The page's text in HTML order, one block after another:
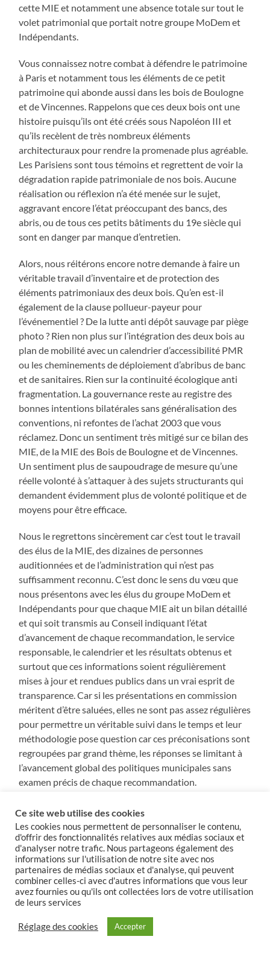
cette MIE et notamment une absence totale sur tout le
volet patrimonial que portait notre groupe MoDem et
Indépendants.
Vous connaissez notre combat à défendre le patrimoine
à Paris et notamment tous les éléments de ce petit
patrimoine qui abonde aussi dans les bois de Boulogne
et de Vincennes. Rappelons que ces deux bois ont une
histoire puisqu’ils ont été créés sous Napoléon III et
qu’ils recèlent de très nombreux éléments
architecturaux pour rendre la promenade plus agréable.
Les Parisiens sont tous témoins et regrettent de voir la
dégradation rapide patrimoniale de nos bois. Aucune
réalisation ou réflexion n’a été menée sur le sujet,
aggravant encore l’état préoccupant des bancs, des
abris, ou de tous ces petits bâtiments du 19e siècle qui
sont en danger par manque d’entretien.
Alors, nous réitérons encore notre demande à faire un
véritable travail d’inventaire et de protection des
éléments patrimoniaux des deux bois. Qu’en est-il
également de la clause pollueur-payeur pour
l’événementiel ? De la lutte anti dépôt sauvage par piège
photo ? Rien non plus sur l’intégration des deux bois au
plan de mobilité avec un calendrier d’accessibilité PMR
ou les cheminements de déploiement d’abribus de banc
et de sanitaires. Rien sur la continuité écologique anti
fragmentation. La gouvernance reste au registre des
bonnes intentions bilatérales sans généralisation des
conventions, ni refontes de l’achat 2003 que vous
réclamez. Donc un sentiment très mitigé sur ce bilan des
MIE, de la MIE des Bois de Boulogne et de Vincennes.
Un sentiment plus de saupoudrage de mesure qu’une
réelle volonté à s’attaquer à des sujets structurants qui
demandent évidemment plus de volonté politique et de
moyens pour être efficace.
Nous le regrettons sincèrement car c’est tout le travail
des élus de la MIE, des dizaines de personnes
auditionnées et de l’administration qui n’est pas
suffisamment reconnu. C’est donc le sens du vœu que
nous présentons avec les élus du groupe MoDem et
Indépendants pour que chaque MIE ait un bilan détaillé
et qui soit transmis au Conseil indiquant l’état
d’avancement de chaque recommandation, le service
responsable, le calendrier et les résultats obtenus et
surtout que ces informations soient régulièrement
mises à jour et rendues publics dans un vrai esprit de
transparence. Car si les présentations en commission
méritent d’être saluées, elles ne sont pas assez régulières
pour permettre un véritable suivi dans le temps et leur
méthodologie pose question car ces préconisations sont
regroupées par grand thème, les réponses se limitant à
l’avancement global des politiques municipales sans
examen précis de chaque recommandation.
Néanmoins, un travail a été fait, il faut le reconnaître. Il
demandera certainement d’autres MIE sur les sujets
précis qui en ont émergé. Il faudra aussi peut-être et
certainement une autre majorité pour les mettre en
œuvre. Je vous remercie.
Partager :
Ce site web utilise des cookies
Les cookies nous permettent de personnaliser le contenu,
d'offrir des fonctionnalités relatives aux médias sociaux et
d'analyser notre trafic. Nous partageons également des
informations sur l'utilisation de notre site avec nos
partenaires de médias sociaux et d'analyse, qui peuvent
combiner celles-ci avec d'autres informations que vous leur
avez fournies ou qu'ils ont collectées lors de votre utilisation
de leurs services
Réglage des cookies Accepter